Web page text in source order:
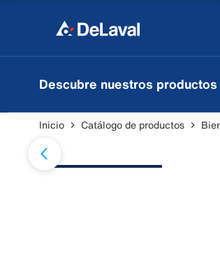
Descubre nuestros productos
Inicio Catálogo de productos